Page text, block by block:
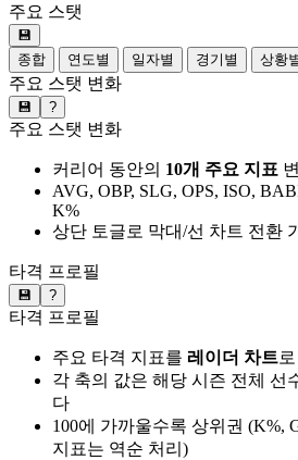
주요 스탯
💾
종합
연도별 일자별 경기별 상황
주요 스탯 변화
💾 ?
주요 스탯 변화
커리어 동안의 10개 주요 지표
AVG, OBP, SLG, OPS, ISO,
K%
상단 토글로 막대/선 차트 전환
타격 프로필
💾 ?
타격 프로필
주요 타격 지표를 레이더 차트
각 축의 값은 해당 시즌 전체 선
다
100에 가까울수록 상위권 (K%,
지표는 역순 처리)